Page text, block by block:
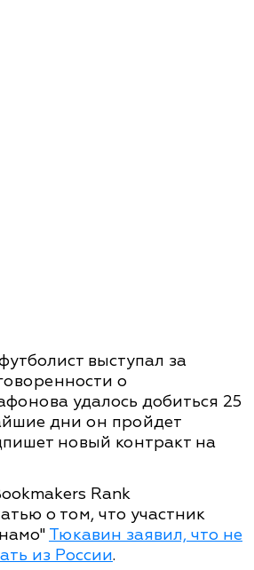
выступал за
о
удалось добиться 25
дни он пройдет
новый контракт на
Rank
о том, что участник
Тюкавин заявил, что не
из России.